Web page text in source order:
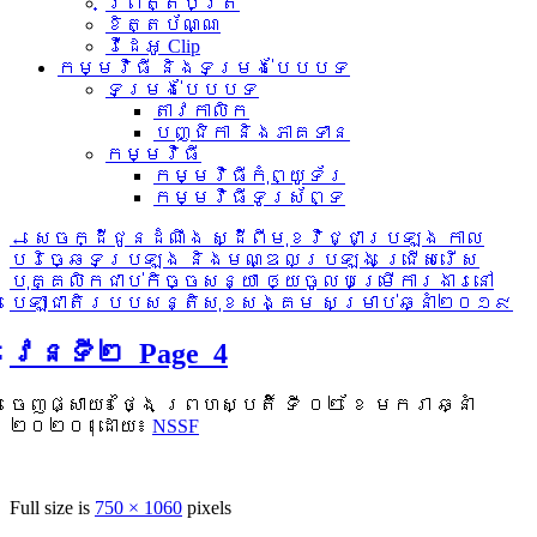
ខិត្តប័ណ្ណ
វីដេអូ Clip
កម្មវិធី និងទម្រង់បែបបទ
ទម្រង់បែបបទ
តាវកាលិក
បញ្ជិកា និងភាគទាន
កម្មវិធី
កម្មវិធីកុំព្យូទ័រ
កម្មវិធីទូរស័ព្ទ
← សេចក្ដីជូនដំណឹង ស្ដីពីមុខវិជ្ជាប្រឡង កាល
បរិច្ឆេទប្រឡង និងមណ្ឌលប្រឡង ជ្រើសរើស
បុគ្គលិកជាប់កិច្ចសន្យា ឲ្យចូលបម្រើការងារនៅ
បេឡាជាតិរបបសន្តិសុខសង្គម សម្រាប់ឆ្នាំ២០១៩
វេនទី២_Page_4
ចេញផ្សាយ៖ ថ្ងៃ ព្រហស្បតិ៍ ទី ០២ ខែ មករា ឆ្នាំ
២០២០ | ដោយ៖ NSSF
Full size is 750 × 1060 pixels